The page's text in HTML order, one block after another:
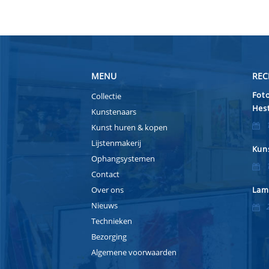
MENU
Collectie
Kunstenaars
Kunst huren & kopen
Lijstenmakerij
Ophangsystemen
Contact
Over ons
Nieuws
Technieken
Bezorging
Algemene voorwaarden